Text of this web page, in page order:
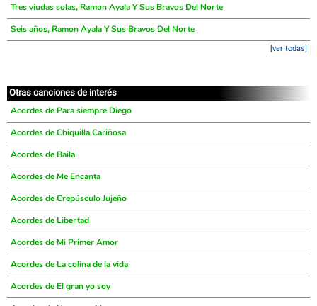
Tres viudas solas, Ramon Ayala Y Sus Bravos Del Norte
Seis años, Ramon Ayala Y Sus Bravos Del Norte
[ver todas]
Otras canciones de interés
Acordes de Para siempre Diego
Acordes de Chiquilla Cariñosa
Acordes de Baila
Acordes de Me Encanta
Acordes de Crepúsculo Jujeño
Acordes de Libertad
Acordes de Mi Primer Amor
Acordes de La colina de la vida
Acordes de El gran yo soy